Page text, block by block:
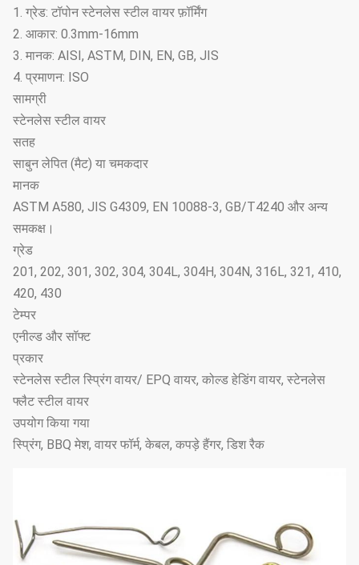
1. ग्रेड: टॉपोन स्टेनलेस स्टील वायर फ़ॉर्मिंग
2. आकार: 0.3mm-16mm
3. मानक: AISI, ASTM, DIN, EN, GB, JIS
4. प्रमाणन: ISO
सामग्री
स्टेनलेस स्टील वायर
सतह
साबुन लेपित (मैट) या चमकदार
मानक
ASTM A580, JIS G4309, EN 10088-3, GB/T4240 और अन्य
समकक्ष।
ग्रेड
201, 202, 301, 302, 304, 304L, 304H, 304N, 316L, 321, 410,
420, 430
टेम्पर
एनील्ड और सॉफ्ट
प्रकार
स्टेनलेस स्टील स्प्रिंग वायर/ EPQ वायर, कोल्ड हेडिंग वायर, स्टेनलेस
फ्लैट स्टील वायर
उपयोग किया गया
स्प्रिंग, BBQ मेश, वायर फॉर्म, केबल, कपड़े हैंगर, डिश रैक